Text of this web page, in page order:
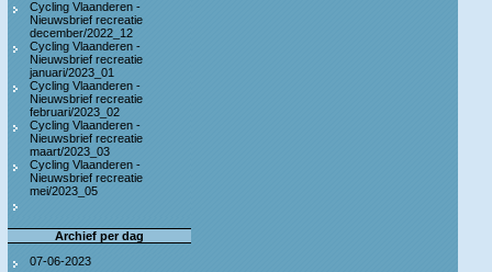
Cycling Vlaanderen -
Nieuwsbrief recreatie
december/2022_12
Cycling Vlaanderen -
Nieuwsbrief recreatie
januari/2023_01
Cycling Vlaanderen -
Nieuwsbrief recreatie
februari/2023_02
Cycling Vlaanderen -
Nieuwsbrief recreatie
maart/2023_03
Cycling Vlaanderen -
Nieuwsbrief recreatie
mei/2023_05
Archief per dag
07-06-2023